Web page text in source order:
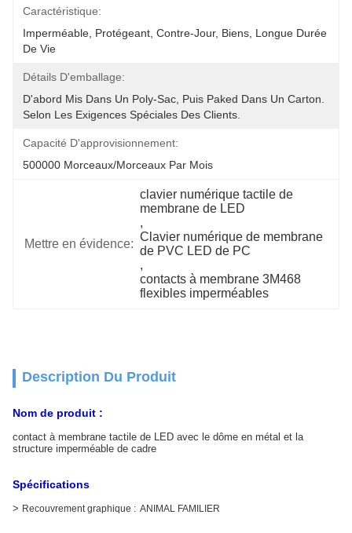
Caractéristique:
Imperméable, Protégeant, Contre-Jour, Biens, Longue Durée
De Vie
Détails D'emballage:
D'abord Mis Dans Un Poly-Sac, Puis Paked Dans Un Carton.
Selon Les Exigences Spéciales Des Clients.
Capacité D'approvisionnement:
500000 Morceaux/morceaux Par Mois
Mettre en évidence:
clavier numérique tactile de
membrane de LED
,
Clavier numérique de membrane
de PVC LED de PC
,
contacts à membrane 3M468
flexibles imperméables
Description Du Produit
Nom de produit :
contact à membrane tactile de LED avec le dôme en métal et la
structure imperméable de cadre
Spécifications
> Recouvrement graphique : ANIMAL FAMILIER